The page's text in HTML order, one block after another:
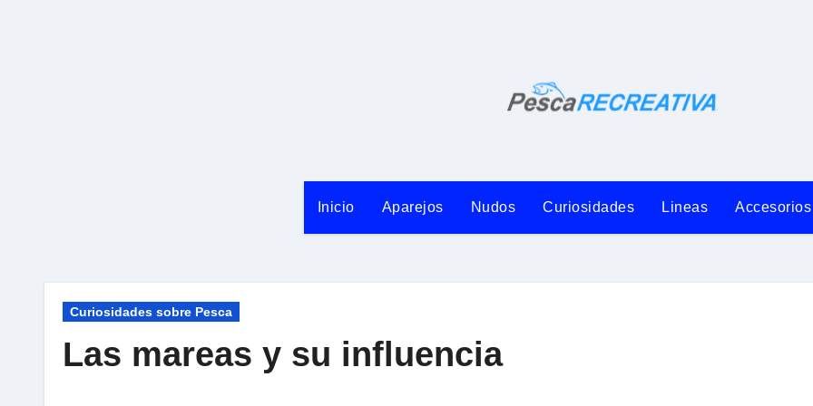
Inicio Aparejos Nudos Curiosidades Lineas Accesorios
Curiosidades sobre Pesca
Las mareas y su influencia